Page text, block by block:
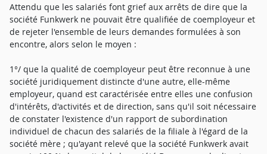
Attendu que les salariés font grief aux arrêts de dire que la
société Funkwerk ne pouvait être qualifiée de coemployeur et
de rejeter l'ensemble de leurs demandes formulées à son
encontre, alors selon le moyen :
1°/ que la qualité de coemployeur peut être reconnue à une
société juridiquement distincte d'une autre, elle-même
employeur, quand est caractérisée entre elles une confusion
d'intérêts, d'activités et de direction, sans qu'il soit nécessaire
de constater l'existence d'un rapport de subordination
individuel de chacun des salariés de la filiale à l'égard de la
société mère ; qu'ayant relevé que la société Funkwerk avait